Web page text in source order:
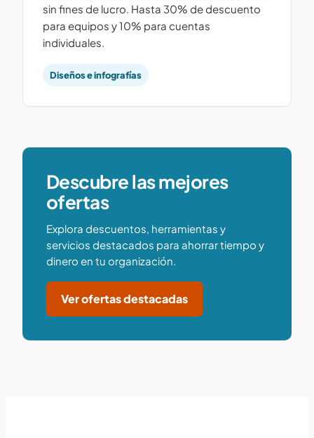
sin fines de lucro. Hasta 30% de descuento
para equipos y 10% para cuentas
individuales.
Diseños e infografías
Descubre las mejores
ofertas
Explora descuentos, herramientas y
servicios destacados para ahorrar tiempo y
dinero en tu organización.
Ver ofertas destacadas